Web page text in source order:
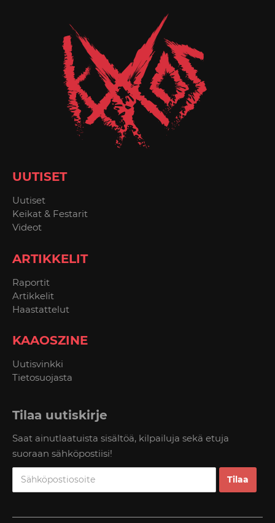
UUTISET
Uutiset
Keikat & Festarit
Videot
ARTIKKELIT
Raportit
Artikkelit
Haastattelut
KAAOSZINE
Uutisvinkki
Tietosuojasta
Tilaa uutiskirje
Saat ainutlaatuista sisältöä, kilpailuja sekä etuja
suoraan sähköpostiisi!